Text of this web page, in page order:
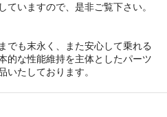
ていますので、是非ご覧下さい。
でも末永く、また安心して乗れる
的な性能維持を主体としたパーツ
いたしております。